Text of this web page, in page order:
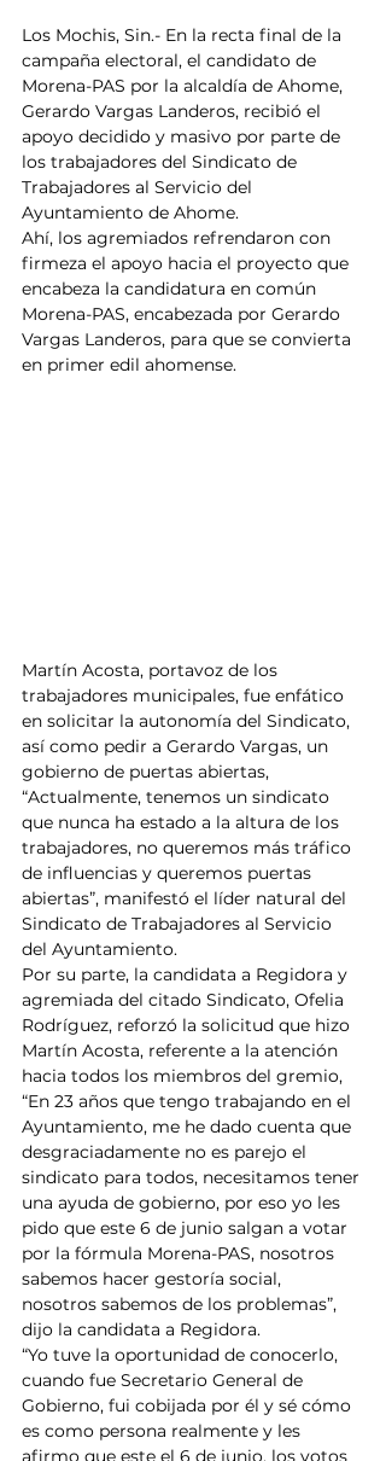
Los Mochis, Sin.- En la recta final de la
campaña electoral, el candidato de
Morena-PAS por la alcaldía de Ahome,
Gerardo Vargas Landeros, recibió el
apoyo decidido y masivo por parte de
los trabajadores del Sindicato de
Trabajadores al Servicio del
Ayuntamiento de Ahome.
Ahí, los agremiados refrendaron con
firmeza el apoyo hacia el proyecto que
encabeza la candidatura en común
Morena-PAS, encabezada por Gerardo
Vargas Landeros, para que se convierta
en primer edil ahomense.
Martín Acosta, portavoz de los
trabajadores municipales, fue enfático
en solicitar la autonomía del Sindicato,
así como pedir a Gerardo Vargas, un
gobierno de puertas abiertas,
“Actualmente, tenemos un sindicato
que nunca ha estado a la altura de los
trabajadores, no queremos más tráfico
de influencias y queremos puertas
abiertas”, manifestó el líder natural del
Sindicato de Trabajadores al Servicio
del Ayuntamiento.
Por su parte, la candidata a Regidora y
agremiada del citado Sindicato, Ofelia
Rodríguez, reforzó la solicitud que hizo
Martín Acosta, referente a la atención
hacia todos los miembros del gremio,
“En 23 años que tengo trabajando en el
Ayuntamiento, me he dado cuenta que
desgraciadamente no es parejo el
sindicato para todos, necesitamos tener
una ayuda de gobierno, por eso yo les
pido que este 6 de junio salgan a votar
por la fórmula Morena-PAS, nosotros
sabemos hacer gestoría social,
nosotros sabemos de los problemas”,
dijo la candidata a Regidora.
“Yo tuve la oportunidad de conocerlo,
cuando fue Secretario General de
Gobierno, fui cobijada por él y sé cómo
es como persona realmente y les
afirmo que este el 6 de junio, los votos